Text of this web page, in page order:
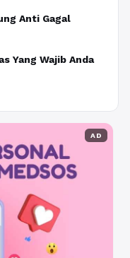
Anti Gagal
Yang Wajib Anda
AD